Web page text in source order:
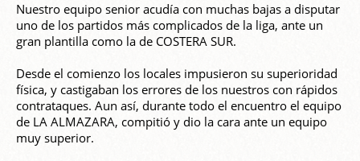
Nuestro equipo senior acudía con muchas bajas a disputar
uno de los partidos más complicados de la liga, ante un
gran plantilla como la de COSTERA SUR.
Desde el comienzo los locales impusieron su superioridad
física, y castigaban los errores de los nuestros con rápidos
contrataques. Aun así, durante todo el encuentro el equipo
de LA ALMAZARA, compitió y dio la cara ante un equipo
muy superior.